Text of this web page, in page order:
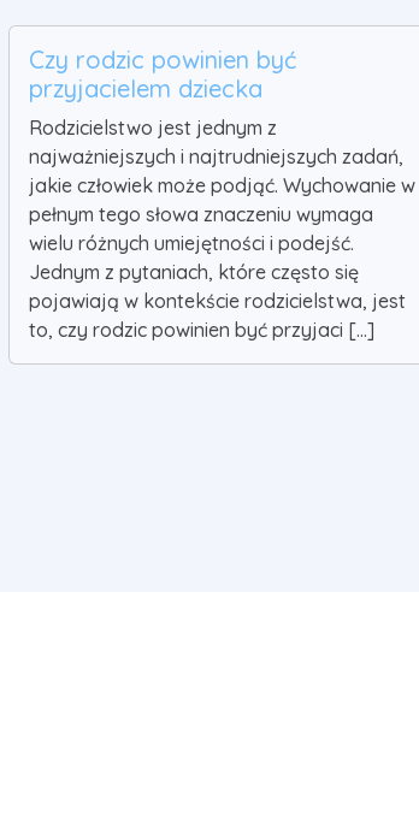
Czy rodzic powinien być
przyjacielem dziecka
Rodzicielstwo jest jednym z
najważniejszych i najtrudniejszych zadań,
jakie człowiek może podjąć. Wychowanie w
pełnym tego słowa znaczeniu wymaga
wielu różnych umiejętności i podejść.
Jednym z pytaniach, które często się
pojawiają w kontekście rodzicielstwa, jest
to, czy rodzic powinien być przyjaci [...]